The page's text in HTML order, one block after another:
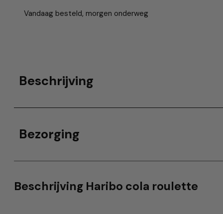
Vandaag besteld, morgen onderweg
Beschrijving
Bezorging
Beschrijving Haribo cola roulette